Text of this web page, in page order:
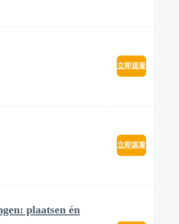
立即观看
立即观看
plaatsen én